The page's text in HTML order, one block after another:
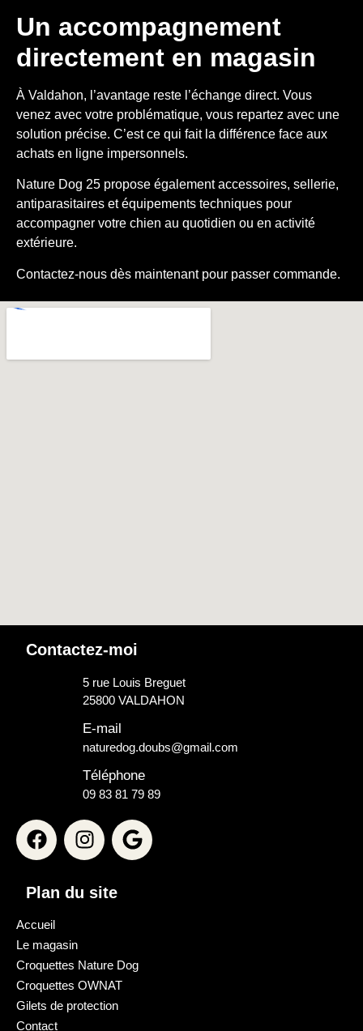
Un accompagnement
directement en magasin
À Valdahon, l’avantage reste l’échange direct. Vous
venez avec votre problématique, vous repartez avec une
solution précise. C’est ce qui fait la différence face aux
achats en ligne impersonnels.
Nature Dog 25 propose également accessoires, sellerie,
antiparasitaires et équipements techniques pour
accompagner votre chien au quotidien ou en activité
extérieure.
Contactez-nous dès maintenant pour passer commande.
Contactez-moi
5 rue Louis Breguet
25800 VALDAHON
E-mail
naturedog.doubs@gmail.com
Téléphone
09 83 81 79 89
Plan du site
Accueil
Le magasin
Croquettes Nature Dog
Croquettes OWNAT
Gilets de protection
Contact